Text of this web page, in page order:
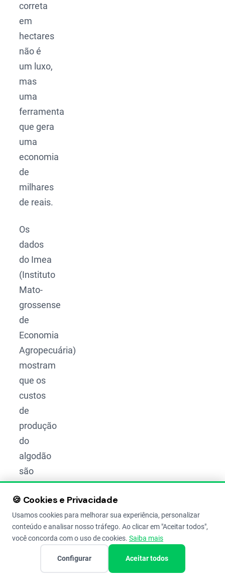
correta
em
hectares
não é
um luxo,
mas
uma
ferramenta
que gera
uma
economia
de
milhares
de reais.
Os
dados
do Imea
(Instituto
Mato-
grossense
de
Economia
Agropecuária)
mostram
que os
custos
de
produção
do
algodão
são
elevados,
variando
conforme
a
cotação
🍪 Cookies e Privacidade
Usamos cookies para melhorar sua experiência, personalizar
conteúdo e analisar nosso tráfego. Ao clicar em "Aceitar todos",
você concorda com o uso de cookies. Saiba mais
Configurar Aceitar todos